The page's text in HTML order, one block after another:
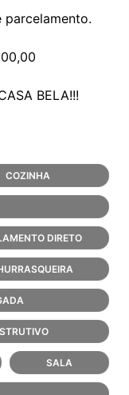
parcelamento.
COZINHA
DIRETO
SALA